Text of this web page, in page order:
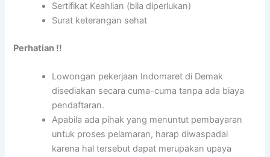
Sertifikat Keahlian (bila diperlukan)
Surat keterangan sehat
Perhatian !!
Lowongan pekerjaan Indomaret di Demak
disediakan secara cuma-cuma tanpa ada biaya
pendaftaran.
Apabila ada pihak yang menuntut pembayaran
untuk proses pelamaran, harap diwaspadai
karena hal tersebut dapat merupakan upaya